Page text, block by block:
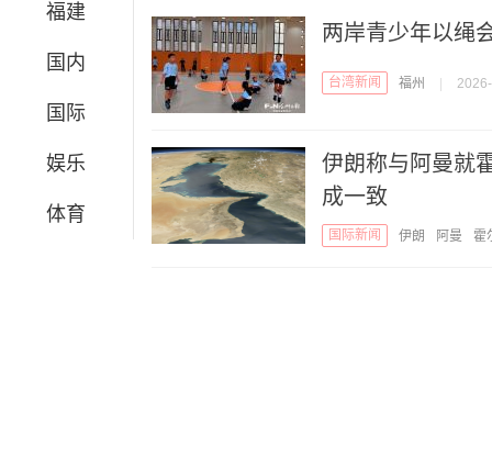
福建
国内
国际
娱乐
体育
两岸青少年以绳
台湾新闻 福州
伊朗称与阿曼就
成一致
国际新闻 伊朗 阿曼 霍